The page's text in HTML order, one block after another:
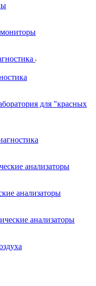
для "красных
анализаторы
анализаторы
анализаторы